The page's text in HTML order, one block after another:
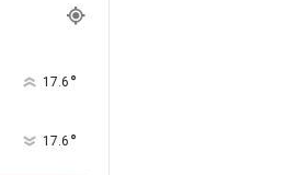
17.6 °
17.6 °